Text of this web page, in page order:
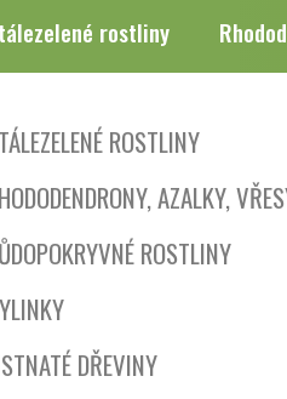
rostliny
ROSTLINY
AZALKY,
ROSTLINY
DŘEVINY